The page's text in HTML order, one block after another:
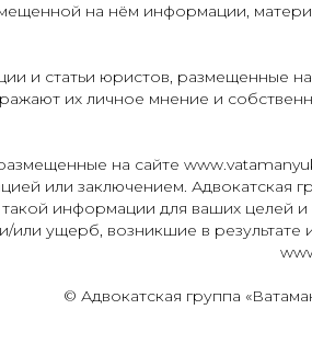
на нём информации,
и статьи юристов, размещенные
их личное мнение и
на сайте
или заключением. Адвокатская
информации для ваших целей
или ущерб, возникшие в
© Адвокатская группа